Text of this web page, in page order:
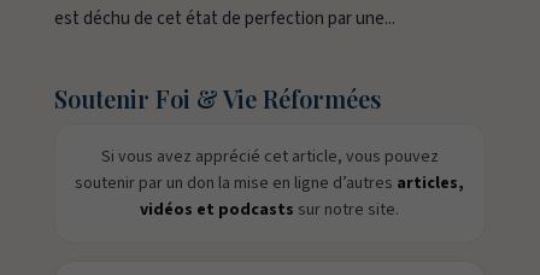
est déchu de cet état de perfection par une...
Soutenir Foi & Vie Réformées
Si vous avez apprécié cet article, vous pouvez
soutenir par un don la mise en ligne d’autres articles,
vidéos et podcasts sur notre site.